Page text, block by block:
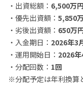
・出資総額： 6,500万円
・優先出資額： 5,850
・劣後出資額： 650万
・入金期日： 2026年3
・運用開始日： 2026年
・分配回数： 1回
※分配予定は年利換算